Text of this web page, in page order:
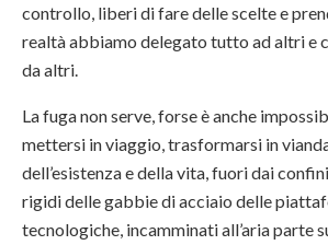
controllo, liberi di fare delle scelte e
realtà abbiamo delegato tutto ad altri e
da altri.
La fuga non serve, forse è anche
mettersi in viaggio, trasformarsi in
dell’esistenza e della vita, fuori dai
rigidi delle gabbie di acciaio delle
tecnologiche, incamminati all’aria parte